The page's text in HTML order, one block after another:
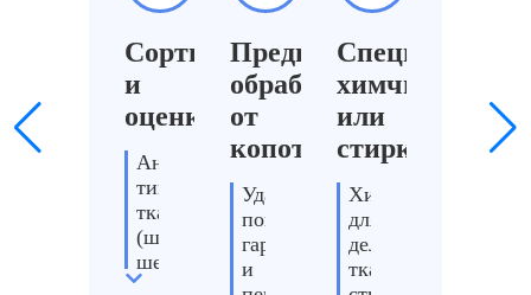
Сортировка
и
оценка
Анализ
типа
ткани
(шелк,
шерсть,
хлопок)
Предварительная
обработка
от
копоти
Удаление
поверхностной
гари
и
химчистка
или
стирка
Химчистка
для
деликатных
тканей,
запаха
гари